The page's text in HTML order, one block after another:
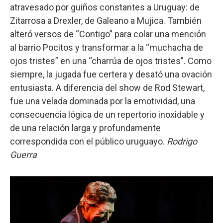
atravesado por guiños constantes a Uruguay: de
Zitarrosa a Drexler, de Galeano a Mujica. También
alteró versos de “Contigo” para colar una mención
al barrio Pocitos y transformar a la “muchacha de
ojos tristes” en una “charrúa de ojos tristes”. Como
siempre, la jugada fue certera y desató una ovación
entusiasta. A diferencia del show de Rod Stewart,
fue una velada dominada por la emotividad, una
consecuencia lógica de un repertorio inoxidable y
de una relación larga y profundamente
correspondida con el público uruguayo. Rodrigo
Guerra